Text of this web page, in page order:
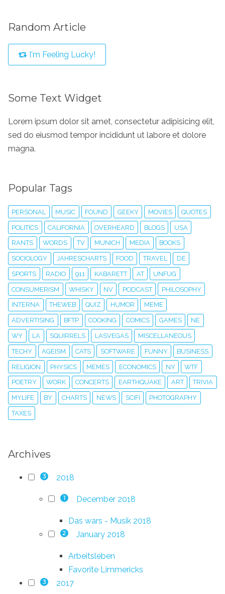
Random Article
I'm Feeling Lucky!
Some Text Widget
Lorem ipsum dolor sit amet, consectetur adipisicing elit,
sed do eiusmod tempor incididunt ut labore et dolore
magna.
Popular Tags
PERSONAL MUSIC FOUND GEEKY MOVIES QUOTES
POLITICS CALIFORNIA OVERHEARD BLOGS USA
RANTS WORDS TV MUNICH MEDIA BOOKS
SOCIOLOGY JAHRESCHARTS FOOD TRAVEL DE
SPORTS RADIO 911 KABARETT AT UNFUG
CONSUMERISM WHISKY NV PODCAST PHILOSOPHY
INTERNA THEWEB QUIZ HUMOR MEME
ADVERTISING BFTP COOKING COMICS GAMES NE
WY LA SQUIRRELS LASVEGAS MISCELLANEOUS
TECHY AGEISM CATS SOFTWARE FUNNY BUSINESS
RELIGION PHYSICS MEMES ECONOMICS NY WTF
POETRY WORK CONCERTS EARTHQUAKE ART TRIVIA
MYLIFE BY CHARTS NEWS SCIFI PHOTOGRAPHY
TAXES
Archives
3 2018
1 December 2018
Das wars - Musik 2018
2 January 2018
Arbeitsleben
Favorite Limmericks
3 2017